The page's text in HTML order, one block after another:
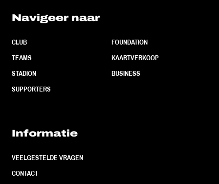
Navigeer naar
CLUB
TEAMS
STADION
SUPPORTERS
FOUNDATION
KAARTVERKOOP
BUSINESS
Informatie
VEELGESTELDE VRAGEN
CONTACT